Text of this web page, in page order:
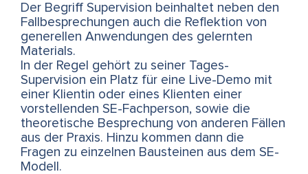
Der Begriff Supervision beinhaltet neben den
Fallbesprechungen auch die Reflektion von
generellen Anwendungen des gelernten
Materials.
In der Regel gehört zu seiner Tages-
Supervision ein Platz für eine Live-Demo mit
einer Klientin oder eines Klienten einer
vorstellenden SE-Fachperson, sowie die
theoretische Besprechung von anderen Fällen
aus der Praxis. Hinzu kommen dann die
Fragen zu einzelnen Bausteinen aus dem SE-
Modell.